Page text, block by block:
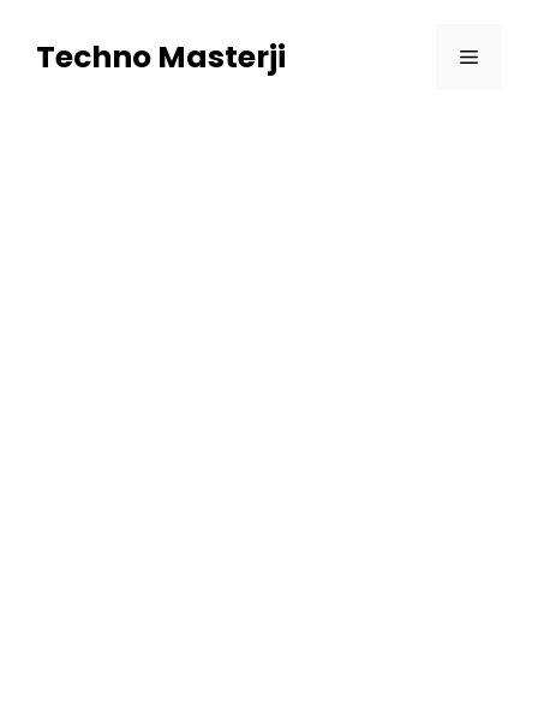
content
Techno Masterji Menu